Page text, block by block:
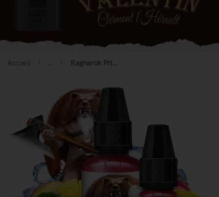
Accueil ... Ragnarok Primal